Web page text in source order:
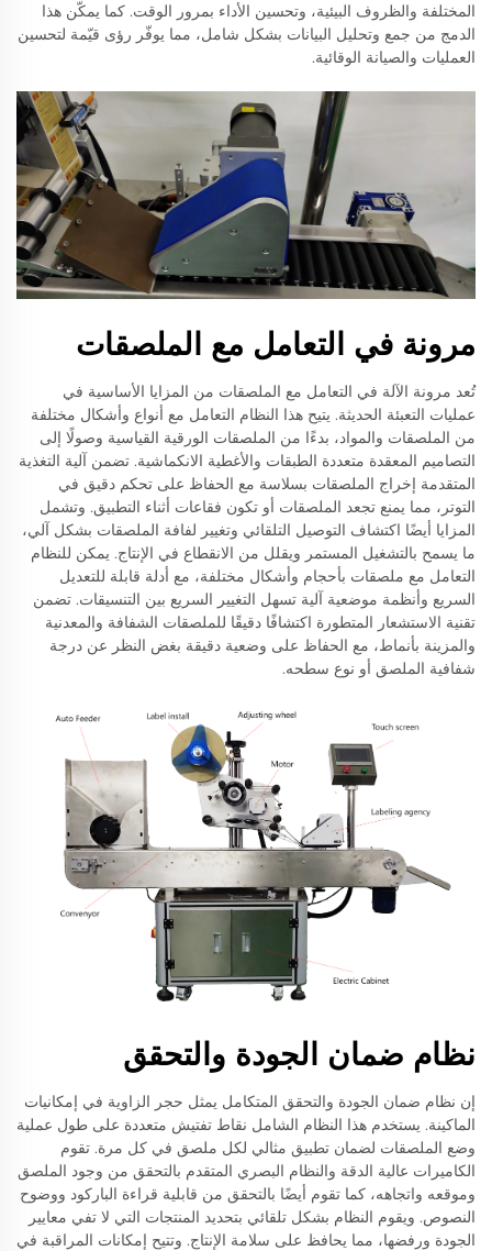
المختلفة والظروف البيئية، وتحسين الأداء بمرور الوقت. كما يمكّن هذا
الدمج من جمع وتحليل البيانات بشكل شامل، مما يوفّر رؤى قيّمة لتحسين
العمليات والصيانة الوقائية.
مرونة في التعامل مع الملصقات
تُعد مرونة الآلة في التعامل مع الملصقات من المزايا الأساسية في
عمليات التعبئة الحديثة. يتيح هذا النظام التعامل مع أنواع وأشكال مختلفة
من الملصقات والمواد، بدءًا من الملصقات الورقية القياسية وصولًا إلى
التصاميم المعقدة متعددة الطبقات والأغطية الانكماشية. تضمن آلية التغذية
المتقدمة إخراج الملصقات بسلاسة مع الحفاظ على تحكم دقيق في
التوتر، مما يمنع تجعد الملصقات أو تكون فقاعات أثناء التطبيق. وتشمل
المزايا أيضًا اكتشاف التوصيل التلقائي وتغيير لفافة الملصقات بشكل آلي،
ما يسمح بالتشغيل المستمر ويقلل من الانقطاع في الإنتاج. يمكن للنظام
التعامل مع ملصقات بأحجام وأشكال مختلفة، مع أدلة قابلة للتعديل
السريع وأنظمة موضعية آلية تسهل التغيير السريع بين التنسيقات. تضمن
تقنية الاستشعار المتطورة اكتشافًا دقيقًا للملصقات الشفافة والمعدنية
والمزينة بأنماط، مع الحفاظ على وضعية دقيقة بغض النظر عن درجة
شفافية الملصق أو نوع سطحه.
نظام ضمان الجودة والتحقق
إن نظام ضمان الجودة والتحقق المتكامل يمثل حجر الزاوية في إمكانيات
الماكينة. يستخدم هذا النظام الشامل نقاط تفتيش متعددة على طول عملية
وضع الملصقات لضمان تطبيق مثالي لكل ملصق في كل مرة. تقوم
الكاميرات عالية الدقة والنظام البصري المتقدم بالتحقق من وجود الملصق
وموقعه واتجاهه، كما تقوم أيضًا بالتحقق من قابلية قراءة الباركود ووضوح
النصوص. ويقوم النظام بشكل تلقائي بتحديد المنتجات التي لا تفي معايير
الجودة ورفضها، مما يحافظ على سلامة الإنتاج. وتتيح إمكانات المراقبة في